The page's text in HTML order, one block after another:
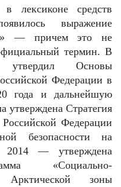
лексиконе средств
выражение
— причем это не
термин. В
Основы
Федерации в
года и дальнейшую
утверждена Стратегия
Федерации
безопасности на
— утверждена
«Социально-
Арктической зоны